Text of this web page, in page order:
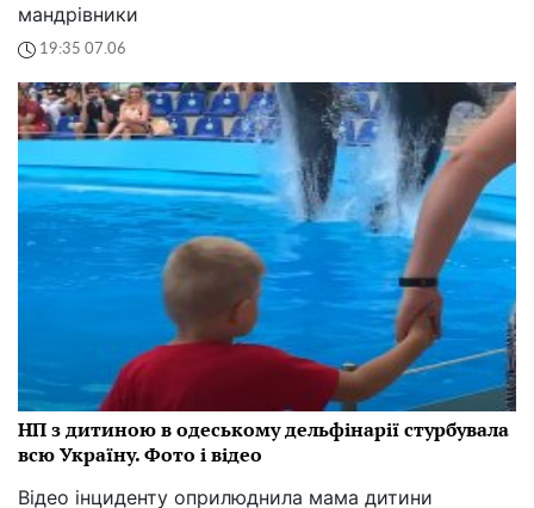
мандрівники
19:35 07.06
НП з дитиною в одеському дельфінарії стурбувала
всю Україну. Фото і відео
Відео інциденту оприлюднила мама дитини